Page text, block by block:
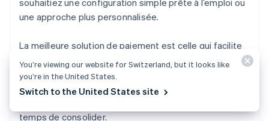
souhaitiez une configuration simple prête à l’emploi ou
une approche plus personnalisée.
La meilleure solution de paiement est celle qui facilite
le travail de votre équipe, améliore l’expérience patient
et rend vos finances plus transparentes. Si vous
continuez à assembler des systèmes pour gérer les
temps de consolider.
You’re viewing our website for Switzerland, but it looks like
you’re in the United States.
Switch to the United States site